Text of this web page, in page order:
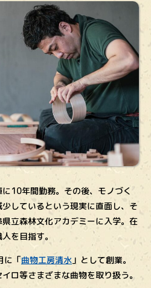
10年間勤務。その後、モノづく
しているという現実に直面し、そ
立森林文化アカデミーに入学。在
を目指す。
に「曲物工房清水 」として創業。
ロ等さまざまな曲物を取り扱う。